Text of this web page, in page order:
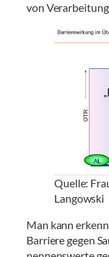
von
Quelle:
Langowski
Man kann
Barriere gegen